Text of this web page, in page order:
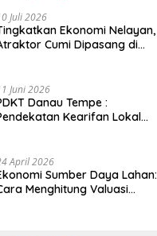
Juli 2026
Ekonomi Nelayan,
Cumi Dipasang di
Juni 2026
Danau Tempe :
Kearifan Lokal
April 2026
Sumber Daya Lahan:
Menghitung Valuasi